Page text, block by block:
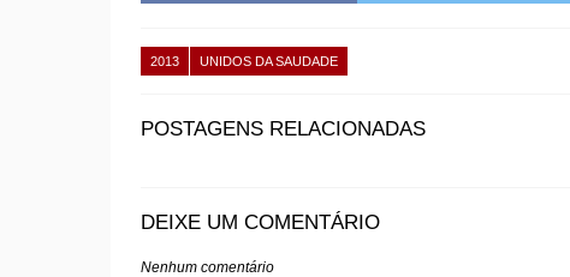
2013 UNIDOS DA SAUDADE
POSTAGENS RELACIONADAS
DEIXE UM COMENTÁRIO
Nenhum comentário